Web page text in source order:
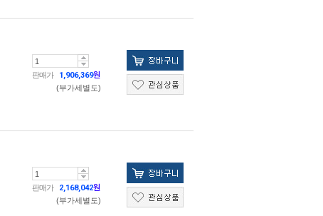
판매가 1,906,369원
(부가세별도)
판매가 2,168,042원
(부가세별도)